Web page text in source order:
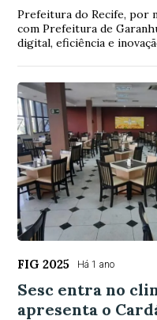
Prefeitura do Recife, por
com Prefeitura de
digital, eficiência e
FIG 2025 Há 1 ano
Sesc entra no
apresenta o